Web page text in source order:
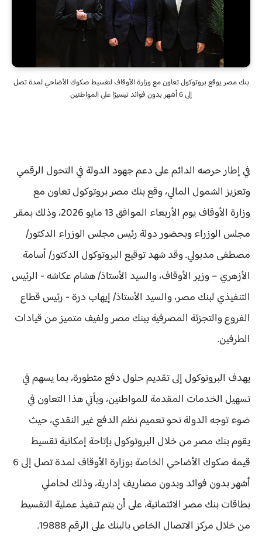
بنك مصر يوقع بروتوكول تعاون مع وزارة الأوقاف لتقسيط صكوك الأضاحي لمدة تصل
إلى 6 أشهر بدون فوائد تيسيرًا على المواطنين
في إطار حرصه الدائم على دعم جهود الدولة في التحول الرقمي
وتعزيز الشمول المالي، وقع بنك مصر بروتوكول تعاون مع
وزارة الأوقاف يوم الأربعاء الموافق 13 مايو 2026، وذلك بمقر
مجلس الوزراء وبحضور دولة رئيس مجلس الوزراء الدكتور/
مصطفى مدبولي. وقد شهد توقيع البروتوكول الدكتور/ أسامة
الأزهري – وزير الأوقاف، والسيد الأستاذ/ هشام عكاشه - الرئيس
التنفيذي لبنك مصر، والسيد الأستاذ/ إيهاب درة - رئيس قطاع
الفروع والتجزئة المصرفية ببنك مصر ولفيف متميز من قيادات
الطرفين.
يهدف البروتوكول إلى تقديم حلول دفع متطورة، بما يسهم في
تسهيل الخدمات المقدمة للمواطنين، ويأتي هذا التعاون في
ضوء توجه الدولة نحو تعميم نظم الدفع غير النقدي، حيث
يقوم بنك مصر من خلال البروتوكول بإتاحة إمكانية تقسيط
قيمة صكوك الأضاحي الخاصة بوزارة الأوقاف لمدة تصل إلى 6
أشهر بدون فوائد وبدون مصاريف إدارية، وذلك لحاملي
بطاقات بنك مصر الائتمانية، على أن يتم تنفيذ عملية التقسيط
من خلال مركز الاتصال الخاص بالبنك على الرقم 19888.